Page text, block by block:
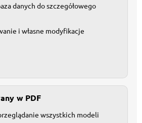
danych do szczegółowego
i własne modyfikacje
w PDF
wszystkich modeli